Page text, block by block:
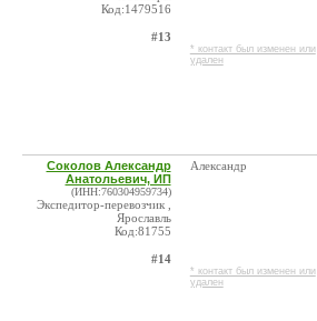
Код:1479516
#13
* контакт был изменен или
удален
Соколов Александр
Анатольевич, ИП
(ИНН:760304959734)
Экспедитор-перевозчик ,
Ярославль
Код:81755
#14
Александр
* контакт был изменен или
удален